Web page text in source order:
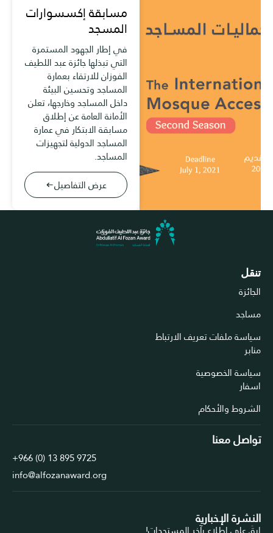
مسابقة إكسسوارات
المسجد
في إطار الجهود المستمرة
التي تبذلها جائزة عبد اللطيف
الفوزان للارتقاء بعمارة
المساجد وتحسين البيئة
داخل المساجد وخارجها، تعلن
الأمانة العامة عن إطلاق
مسابقة الابتكار في عمارة
المساجد الدولية لتجهيزات
المساجد.
عرض التفاصيل
تنقل
الجائزة
مساجد
سياسة ملفات تعريف الارتباط
منابر
سياسة الخصوصية
اسفار
الشروط والأحكام
تواصل معنا
+966 (0) 13 895 9725
info@alfozanaward.org
النشرة الإخبارية